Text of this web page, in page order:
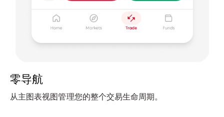
零导航
从主图表视图管理您的整个交易生命周期。